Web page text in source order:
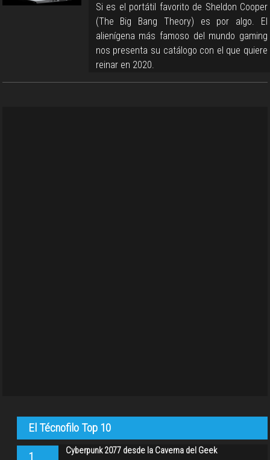
Si es el portátil favorito de Sheldon Cooper
(The Big Bang Theory) es por algo. El
alienígena más famoso del mundo gaming
nos presenta su catálogo con el que quiere
reinar en 2020.
El Técnofilo Top 10
1 Cyberpunk 2077 desde la Caverna del Geek